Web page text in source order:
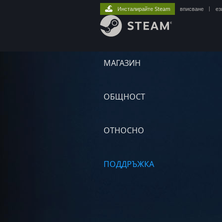
МАГАЗИН
ОБЩНОСТ
ОТНОСНО
ПОДДРЪЖКА
Инсталирайте Steam вписване